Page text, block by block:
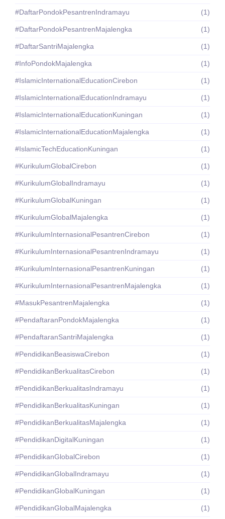
#DaftarPondokPesantrenIndramayu (1)
#DaftarPondokPesantrenMajalengka (1)
#DaftarSantriMajalengka (1)
#InfoPondokMajalengka (1)
#IslamicInternationalEducationCirebon (1)
#IslamicInternationalEducationIndramayu (1)
#IslamicInternationalEducationKuningan (1)
#IslamicInternationalEducationMajalengka (1)
#IslamicTechEducationKuningan (1)
#KurikulumGlobalCirebon (1)
#KurikulumGlobalIndramayu (1)
#KurikulumGlobalKuningan (1)
#KurikulumGlobalMajalengka (1)
#KurikulumInternasionalPesantrenCirebon (1)
#KurikulumInternasionalPesantrenIndramayu (1)
#KurikulumInternasionalPesantrenKuningan (1)
#KurikulumInternasionalPesantrenMajalengka (1)
#MasukPesantrenMajalengka (1)
#PendaftaranPondokMajalengka (1)
#PendaftaranSantriMajalengka (1)
#PendidikanBeasiswaCirebon (1)
#PendidikanBerkualitasCirebon (1)
#PendidikanBerkualitasIndramayu (1)
#PendidikanBerkualitasKuningan (1)
#PendidikanBerkualitasMajalengka (1)
#PendidikanDigitalKuningan (1)
#PendidikanGlobalCirebon (1)
#PendidikanGlobalIndramayu (1)
#PendidikanGlobalKuningan (1)
#PendidikanGlobalMajalengka (1)